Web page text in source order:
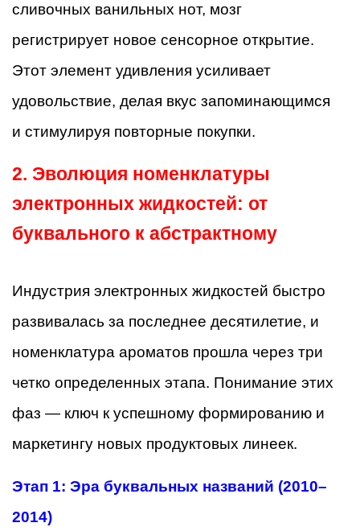
сливочных ванильных нот, мозг
регистрирует новое сенсорное открытие.
Этот элемент удивления усиливает
удовольствие, делая вкус запоминающимся
и стимулируя повторные покупки.
2. Эволюция номенклатуры
электронных жидкостей: от
буквального к абстрактному
Индустрия электронных жидкостей быстро
развивалась за последнее десятилетие, и
номенклатура ароматов прошла через три
четко определенных этапа. Понимание этих
фаз — ключ к успешному формированию и
маркетингу новых продуктовых линеек.
Этап 1: Эра буквальных названий (2010–
2014)